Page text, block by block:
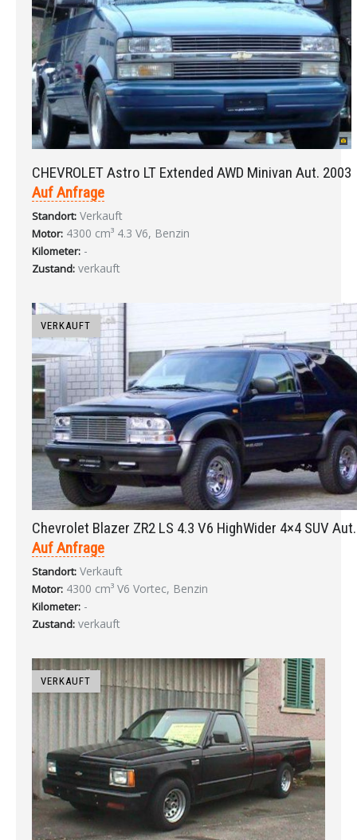
CHEVROLET Astro LT Extended AWD Minivan Aut. 2003
Auf Anfrage
Standort: Verkauft
Motor: 4300 cm³ 4.3 V6, Benzin
Kilometer: -
Zustand: verkauft
VERKAUFT
Chevrolet Blazer ZR2 LS 4.3 V6 HighWider 4×4 SUV
Auf Anfrage
Standort: Verkauft
Motor: 4300 cm³ V6 Vortec, Benzin
Kilometer: -
Zustand: verkauft
VERKAUFT